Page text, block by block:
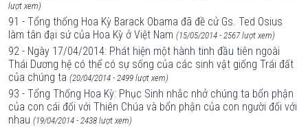
lượt xem)
91 - Tổng thống Hoa Kỳ Barack Obama đã đề cử Gs. Ted Osius
làm tân đại sứ của Hoa Kỳ ở Việt Nam (15/05/2014 - 2567 lượt xem)
92 - Ngày 17/04/2014: Phát hiện một hành tinh đầu tiên ngoài
Thái Dương hệ có thể có sự sống của các sinh vật giống Trái đất
của chúng ta (20/04/2014 - 2499 lượt xem)
93 - Tổng Thống Hoa Kỳ: Phục Sinh nhắc nhở chúng ta bổn phận
của con cái đối với Thiên Chúa và bổn phận của con người đối với
nhau (19/04/2014 - 2438 lượt xem)